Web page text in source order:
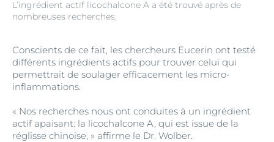
L’ingrédient actif licochalcone A a été trouvé après de
nombreuses recherches.
Conscients de ce fait, les chercheurs Eucerin ont testé
différents ingrédients actifs pour trouver celui qui
permettrait de soulager efficacement les micro-
inflammations.
« Nos recherches nous ont conduites à un ingrédient
actif apaisant: la licochalcone A, qui est issue de la
réglisse chinoise, » affirme le Dr. Wolber.